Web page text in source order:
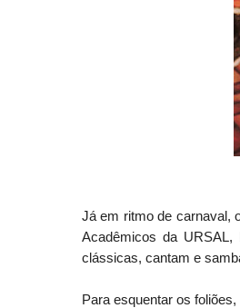
Já em ritmo de carnaval,
Acadêmicos da
clássicas, cantam e
Para esquentar os